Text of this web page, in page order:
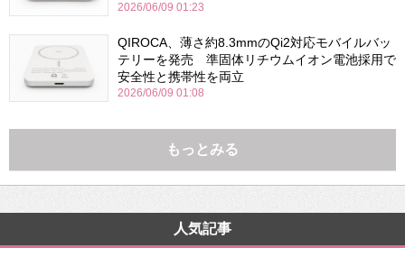
2026/06/09 01:23
QIROCA、薄さ約8.3mmのQi2対応モバイルバッ
テリーを発売 準固体リチウムイオン電池採用で
安全性と携帯性を両立
2026/06/09 01:08
もっとみる
人気記事